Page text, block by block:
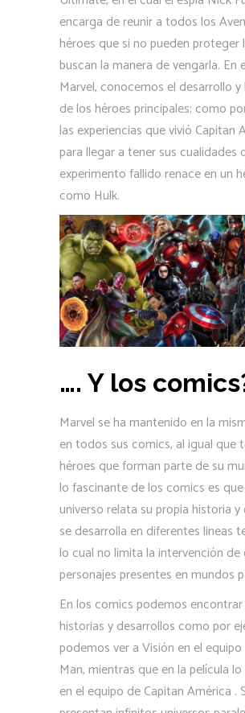
encarga de reunir a todos los
héroes que si no pueden proteger
buscan la manera de vengarla. En
Marvel, conocemos el desarrollo
de los héroes principales; como
las experiencias que vivió Capitan
para llegar a tener sus cualidades
experimento fallido renace en un
como Hulk.
…. Y los
Marvel se ha mantenido en la
en todos sus comics, al igual que
héroes que forman parte de su
lo fascinante de los comics es
universo relata su propia historia
se desarrolla en diferentes lineas
lo cual no limita la intervención
personajes presentes en mundos
En los comics podemos
historias y desarrollos como por
podemos ver a Visión en el
Man, mientras que en la película
en el equipo de Capitan América .